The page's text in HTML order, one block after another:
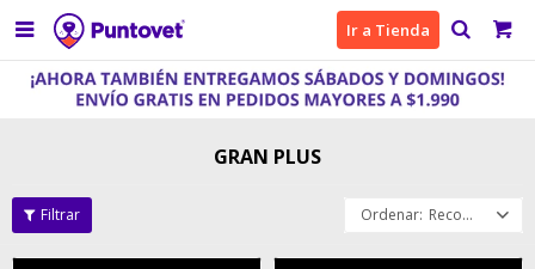
 Ir a Tienda
GRAN PLUS
Recomendados